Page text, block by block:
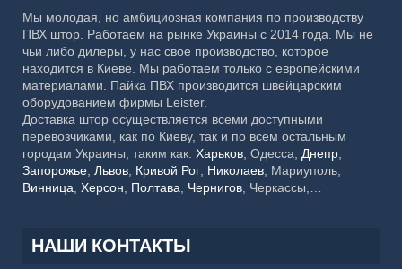
Мы молодая, но амбициозная компания по производству
ПВХ штор. Работаем на рынке Украины с 2014 года. Мы не
чьи либо дилеры, у нас свое производство, которое
находится в Киеве. Мы работаем только с европейскими
материалами. Пайка ПВХ производится швейцарским
оборудованием фирмы Leister.
Доставка штор осуществляется всеми доступными
перевозчиками, как по Киеву, так и по всем остальным
городам Украины, таким как: Харьков, Одесса, Днепр,
Запорожье, Львов, Кривой Рог, Николаев, Мариуполь,
Винница, Херсон, Полтава, Чернигов, Черкассы,
Кременчуг, Луцк, Белая Церковь, Краматорск, Мелитополь,
Ужгород, Славянск, Никополь, Бердянск, Бровары,
НАШИ КОНТАКТЫ